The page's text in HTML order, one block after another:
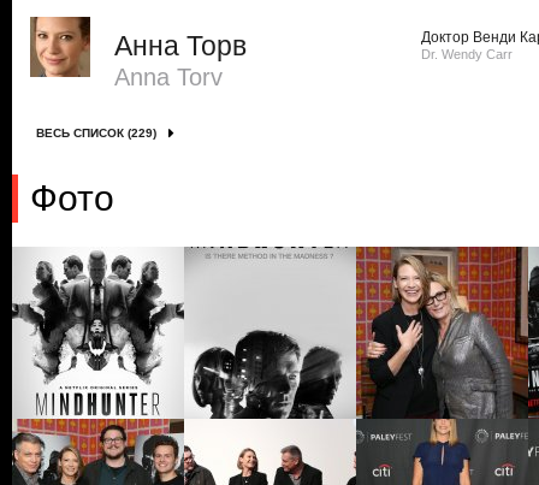
Анна Торв
Anna Torv
Доктор Венди
Dr. Wendy Carr
ВЕСЬ СПИСОК (229)
Фото